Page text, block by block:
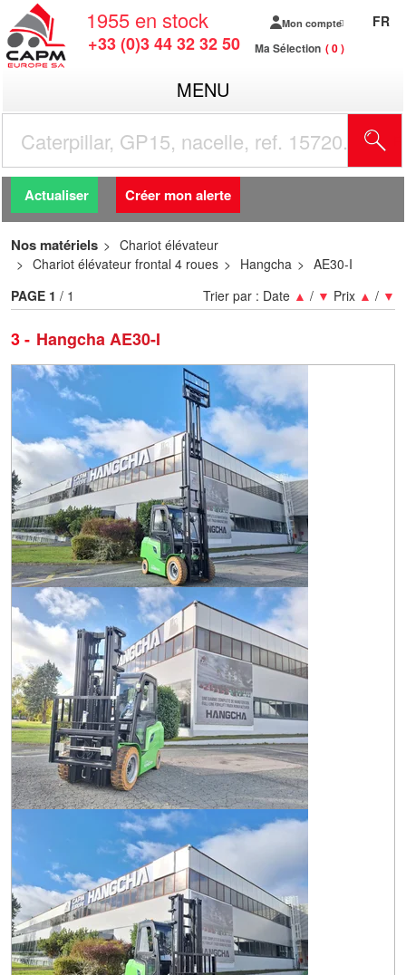
1955 en stock
+33 (0)3 44 32 32 50
Mon compte
Ma Sélection 0
FR
MENU
Actualiser Créer mon alerte
Nos matériels
Chariot élévateur
Chariot élévateur frontal 4 roues
Hangcha AE30-I
3 Hangcha AE30-I
Trier par : Date ▲ / ▼ Prix ▲ / ▼
PAGE 1 / 1